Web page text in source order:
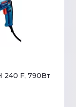
240 F, 790Вт